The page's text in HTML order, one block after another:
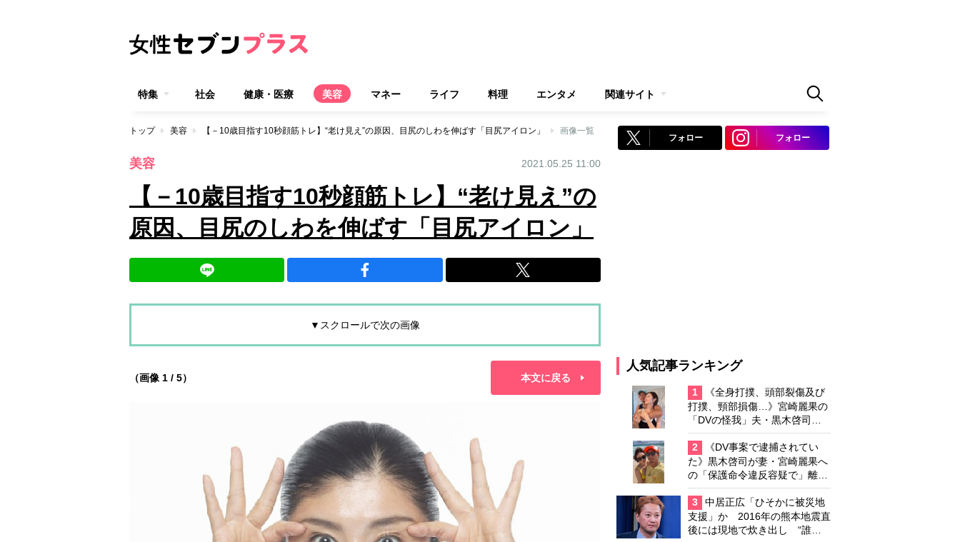
特集 社会 健康・医療 美容 マネー ライフ 料理 エンタメ 関連サイト
トップ 美容 【－10歳目指す10秒顔筋トレ】“老け見え”の原因、目尻のしわを伸ばす「目尻アイロン」 画像一覧
美容 2021.05.25 11:00
【－10歳目指す10秒顔筋トレ】“老け見え”の
原因、目尻のしわを伸ばす「目尻アイロン」
▼スクロールで次の画像
（画像 1 / 5） 本文に戻る
フォロー フォロー
人気記事ランキング
1
《全身打撲、頭部裂傷及び
打撲、頸部損傷…》宮崎麗果の
「DVの怪我」夫・黒木啓司の
逮捕で始まる「夫婦の闘争」
2
《DV事案で逮捕されてい
た》黒木啓司が妻・宮崎麗果へ
の「保護命令違反容疑で」離婚
協議は「第二ステージ」へ
3
中居正広「ひそかに被災地
支援」か 2016年の熊本地震直
後には現地で炊き出し “誰に